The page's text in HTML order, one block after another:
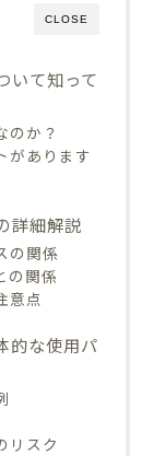
CLOSE
いて知って
のか？
があります
詳細解説
の関係
の関係
意点
的な使用パ
リスク